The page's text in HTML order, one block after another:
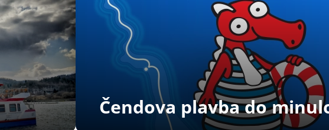
Čendova plavba do